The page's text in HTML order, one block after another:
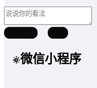
微信小程序